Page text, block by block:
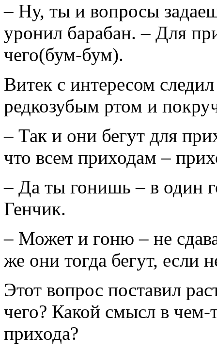
– Ну, ты и вопросы
уронил барабан. – Для
чего(бум-бум).
Витек с интересом
редкозубым ртом и
– Так и они бегут для
что всем приходам –
– Да ты гонишь – в один
Генчик.
– Может и гоню – не
же они тогда бегут, если
Этот вопрос поставил
чего? Какой смысл в
прихода?